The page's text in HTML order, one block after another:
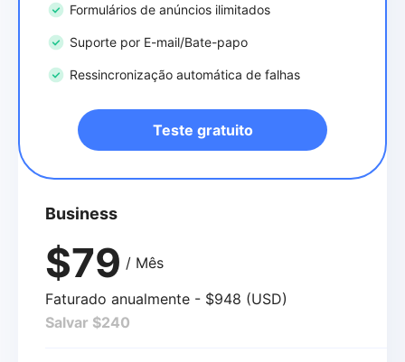
Formulários de anúncios ilimitados
Suporte por E-mail/Bate-papo
Ressincronização automática de falhas
Teste gratuito
Business
$79 / Mês
Faturado anualmente - $948 (USD)
Salvar $240